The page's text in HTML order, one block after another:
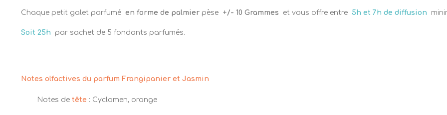
Chaque petit galet parfumé en forme de palmier pèse +/- 10 Grammes et vous offre entre 5h et 7h de diffusion
Soit 25h par sachet de 5 fondants parfumés.
Notes olfactives du parfum Frangipanier et Jasmin
Notes de tête : Cyclamen, orange